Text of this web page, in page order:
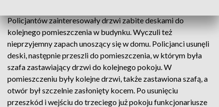
Policjantów zainteresowały drzwi zabite deskami do
kolejnego pomieszczenia w budynku. Wyczuli też
nieprzyjemny zapach unoszący się w domu. Policjanci usunęli
deski, następnie przeszli do pomieszczenia, w którym była
szafa zastawiający drzwi do kolejnego pokoju. W
pomieszczeniu były kolejne drzwi, także zastawiona szafą, a
otwór był szczelnie zasłonięty kocem. Po usunięciu
przeszkód i wejściu do trzeciego już pokoju funkcjonariusze